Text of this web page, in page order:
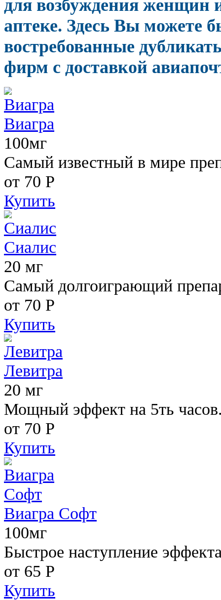
для возбуждения женщин
аптеке. Здесь Вы можете
востребованные
фирм с доставкой
Виагра
100мг
Самый известный в мире
от 70 Р
Купить
Сиалис
20 мг
Самый долгоиграющий
от 70 Р
Купить
Левитра
20 мг
Мощный эффект на 5ть
от 70 Р
Купить
Виагра Софт
100мг
Быстрое наступление
от 65 Р
Купить